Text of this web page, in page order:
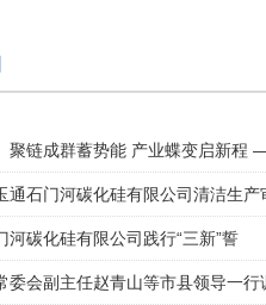
聚链成群蓄势能 产业蝶变启新
通石门河碳化硅有限公司清洁生产
河碳化硅有限公司践行“三新”誓
委会副主任赵青山等市县领导一行